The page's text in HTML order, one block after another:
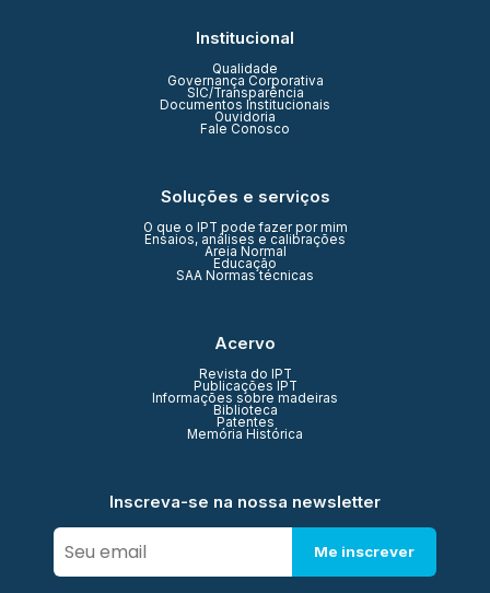
Institucional
Qualidade
Governança Corporativa
SIC/Transparência
Documentos Institucionais
Ouvidoria
Fale Conosco
Soluções e serviços
O que o IPT pode fazer por mim
Ensaios, análises e calibrações
Areia Normal
Educação
SAA Normas técnicas
Acervo
Revista do IPT
Publicações IPT
Informações sobre madeiras
Biblioteca
Patentes
Memória Histórica
Inscreva-se na nossa newsletter
Me inscrever